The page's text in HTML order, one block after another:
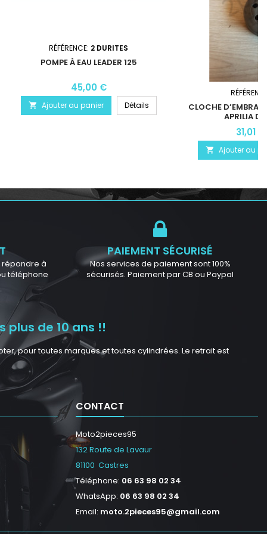
RÉFÉRENCE: 2 DURITES
POMPE À EAU LEADER 125
45,00 €
 Ajouter au panier Détails
CLOCHE
APRILIA
31,01 €
 Ajouter au
répondre à
téléphone
PAIEMENT SÉCURISÉ
Nos services de paiement sont 100%
sécurisés. Paiement par CB ou Paypal
de 10 ans !!
pour toutes marques et toutes cylindrées. Le retrait est
CONTACT
Moto2pieces95
132 Route de Lavaur
81100 Castres
Téléphone: 06 63 98 02 34
WhatsApp: 06 63 98 02 34
Email: moto.2pieces95@gmail.com